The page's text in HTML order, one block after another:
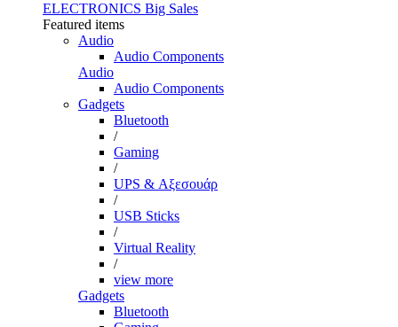
ELECTRONICS Big Sales
Featured items
Audio
Audio Components
Audio
Audio Components
Gadgets
Bluetooth
/
Gaming
/
UPS & Αξεσουάρ
/
USB Sticks
/
Virtual Reality
/
view more
Gadgets
Bluetooth